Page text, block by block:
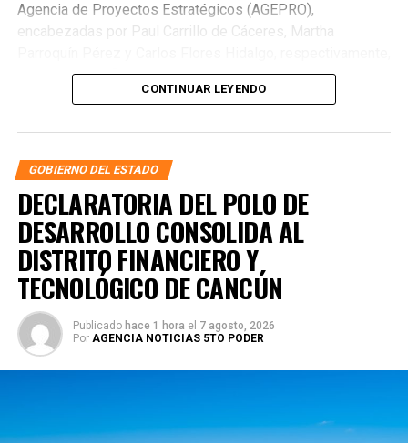
Agencia de Proyectos Estratégicos (AGEPRO),
encabezadas por Paul Carrillo de Cáceres, Martha
concretaron la firma del convenio con Banco Bancrea, S.A.,
que permitirá operar el fideicomiso y garantizar certeza
y Desarrollo de Quintana Roo, impulsado por la
CONTINUAR LEYENDO
GOBIERNO DEL ESTADO
DECLARATORIA DEL POLO DE
DESARROLLO CONSOLIDA AL
DISTRITO FINANCIERO Y
TECNOLÓGICO DE CANCÚN
Publicado hace 1 hora el 7 agosto, 2026
Por AGENCIA NOTICIAS 5TO PODER